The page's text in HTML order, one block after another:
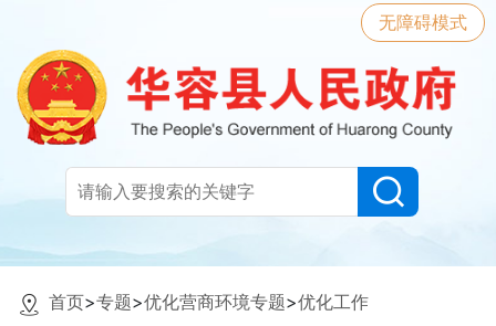
无障碍模式
首页>专题>优化营商环境专题>优化工作